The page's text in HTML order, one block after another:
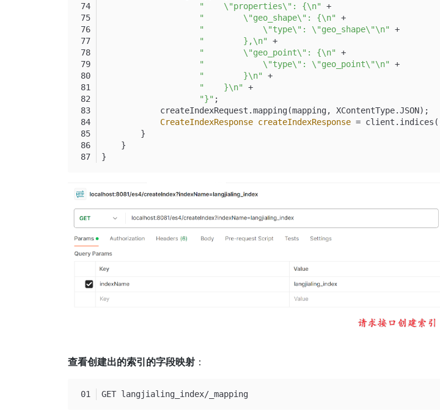
"    \"properties\": {\n"
+
"        \"geo_shape\": {\n"
+
"            \"type\": \"geo_shape\"\n"
+
"        },\n"
+
"        \"geo_point\": {\n"
+
"            \"type\": \"geo_point\"\n"
+
"        }\n"
+
"    }\n"
+
"}" ;
            createIndexRequest.mapping(mapping, XContentType.JSON);
CreateIndexResponse createIndexResponse =
        }
    }
}
查看创建出的索引的字段映射 ：
GET langjialing_index/_mapping